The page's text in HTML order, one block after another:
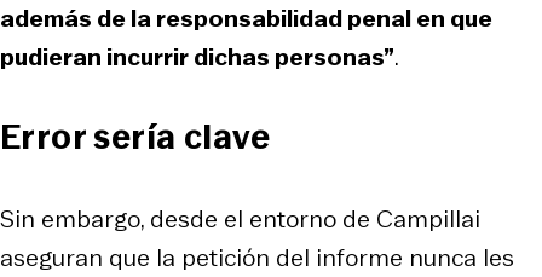
además de la responsabilidad penal en que
pudieran incurrir dichas personas”.
Error sería clave
Sin embargo, desde el entorno de Campillai
aseguran que la petición del informe nunca les